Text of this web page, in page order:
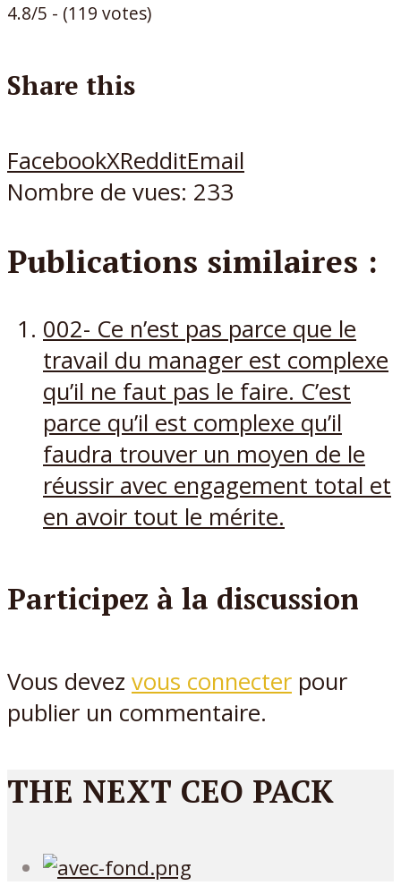
4.8/5 - (119 votes)
Share this
FacebookXRedditEmail
Nombre de vues: 233
Publications similaires :
002- Ce n’est pas parce que le
travail du manager est complexe
qu’il ne faut pas le faire. C’est
parce qu’il est complexe qu’il
faudra trouver un moyen de le
réussir avec engagement total et
en avoir tout le mérite.
Participez à la discussion
Vous devez vous connecter pour
publier un commentaire.
THE NEXT CEO PACK